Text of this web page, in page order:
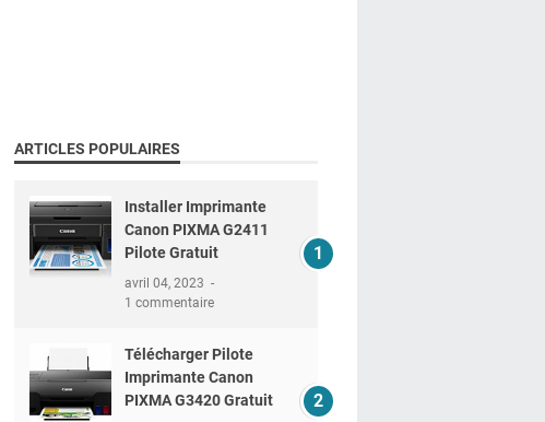
ARTICLES POPULAIRES
Installer Imprimante
Canon PIXMA G2411
Pilote Gratuit
avril 04, 2023
1 commentaire
Télécharger Pilote
Imprimante Canon
PIXMA G3420 Gratuit